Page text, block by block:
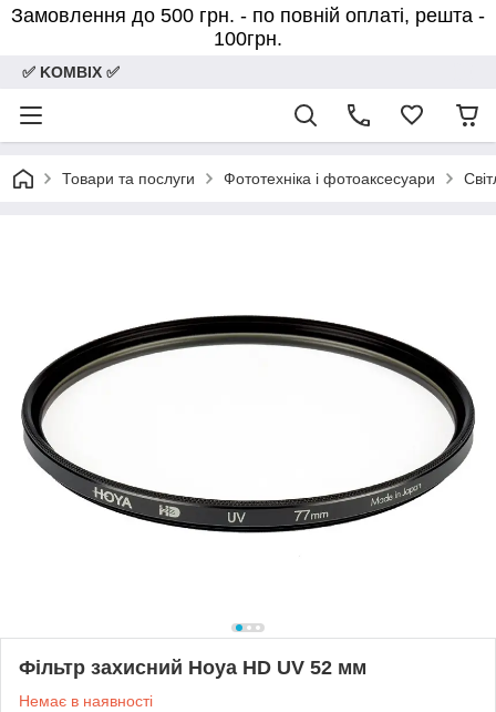
Замовлення до 500 грн. - по повній оплаті, решта -
100грн.
✅ KOMBIX ✅
Товари та послуги Фототехніка і фотоаксесуари
Фільтр захисний Hoya HD UV 52 мм
Немає в наявності